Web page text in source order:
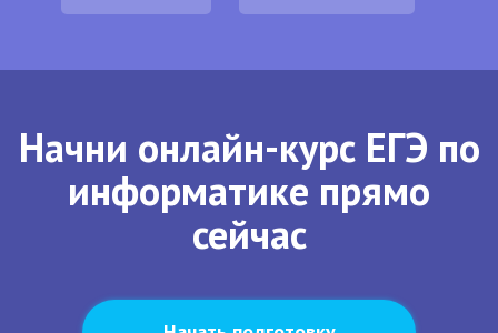
Начни онлайн-курс ЕГЭ по
информатике прямо
сейчас